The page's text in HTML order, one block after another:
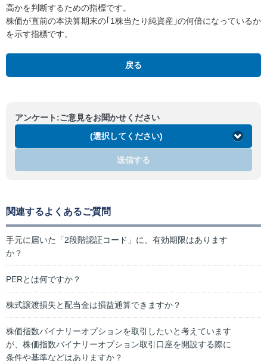
高かを判断するための指標です。
株価が直前の本決算期末の｢1株当たり純資産｣の何倍になっているか
を示す指標です。
戻る
アンケート:ご意見をお聞かせください
(選択してください)
送信する
関連するよくあるご質問
手元に届いた「2段階認証コード」に、有効期限はあります
か？
PERとは何ですか？
株式譲渡損失と配当金は損益通算できますか？
株価指数バイナリーオプションを取引したいと考えています
が、株価指数バイナリーオプション取引口座を開設する際に
条件や基準などはありますか？